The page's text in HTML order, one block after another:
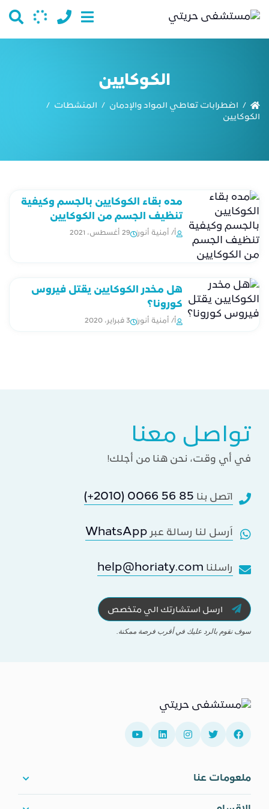
الكوكايين
/ اضطرابات تعاطي المواد والإدمان / المنشطات /
الكوكايين
مده بقاء الكوكايين بالجسم وكيفية
تنظيف الجسم من الكوكايين
أ/ أمنية أنور 29 أغسطس، 2021
هل مخدر الكوكايين يقتل فيروس
كورونا؟
أ/ أمنية أنور 3 فبراير، 2020
تواصل معنا
في أي وقت، نحن هنا من أجلك!
اتصل بنا (+2010) 0066 56 85
اَرسل لنا رسالة عبر WhatsApp
راسلنا help@horiaty.com
ارسل استشارتك الي متخصص
سوف نقوم بالرد عليك في أقرب فرصة ممكنة.
ملعومات عنا